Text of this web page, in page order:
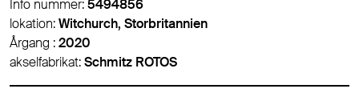
Info nummer:5494856
lokation:Witchurch, Storbritannien
Årgang :2020
akselfabrikat:Schmitz ROTOS